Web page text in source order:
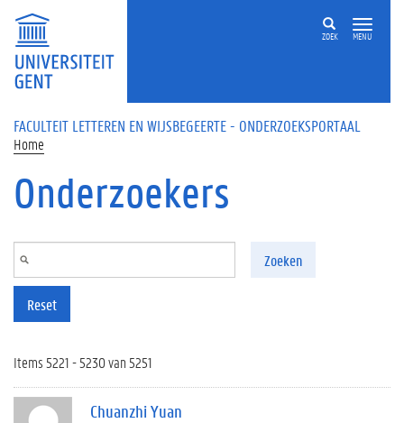
Overslaan en naar de inhoud gaan
ZOEK MENU
FACULTEIT LETTEREN EN WIJSBEGEERTE - ONDERZOEKSPORTAAL
Home
Onderzoekers
Zoeken
Reset
Items 5221 - 5230 van 5251
Chuanzhi Yuan